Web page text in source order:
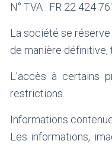
N° TVA : FR 22 424
La société se
de manière définitive,
L’accès à certains
restrictions.
Informations
Les informations,